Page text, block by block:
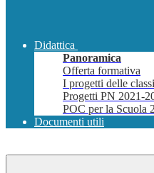
Didattica
Panoramica
Offerta formativa
I progetti delle classi
Progetti PN 2021-
POC per la Scuola
Documenti utili